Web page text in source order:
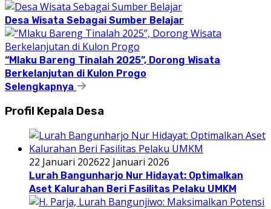
Desa Wisata Sebagai Sumber Belajar
“Mlaku Bareng Tinalah 2025”, Dorong Wisata
Berkelanjutan di Kulon Progo
Selengkapnya
Profil Kepala Desa
22 Januari 202622 Januari 2026
Lurah Bangunharjo Nur Hidayat: Optimalkan
Aset Kalurahan Beri Fasilitas Pelaku UMKM